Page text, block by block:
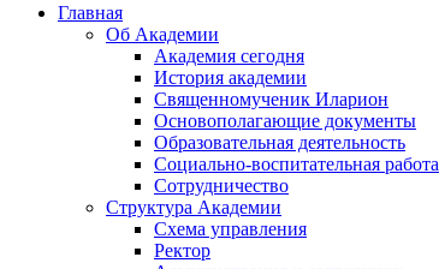
Главная
Об Академии
Академия сегодня
История академии
Священномученик Иларион
Основополагающие документы
Образовательная деятельность
Социально-воспитательная работа
Сотрудничество
Структура Академии
Схема управления
Ректор